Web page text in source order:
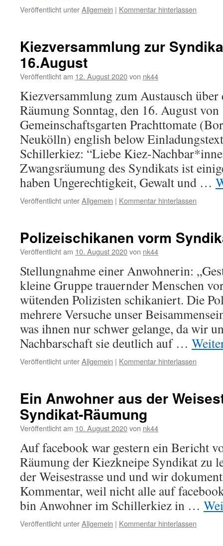
Veröffentlicht unterAllgemein | Kommentar hinterlassen
Kiezversammlung zur
16.August
Veröffentlicht am 12. August 2020von nk44
Kiezversammlung zum Austausch
Räumung Sonntag, den 16. August
Gemeinschaftsgarten Prachttomate
Neukölln) english below
Schillerkiez: “Liebe Kiez-
Zwangsräumung des Syndikats ist
haben Ungerechtigkeit, Gewalt und …
Veröffentlicht unterAllgemein | Kommentar hinterlassen
Polizeischikanen vorm
Veröffentlicht am 10. August 2020von nk44
Stellungnahme einer Anwohnerin:
kleine Gruppe trauernder Menschen
wütenden Polizisten schikaniert. Die
mehrere Versuche unser
was ihnen nur schwer gelange, da wir
Nachbarschaft sie deutlich auf …
Veröffentlicht unterAllgemein | Kommentar hinterlassen
Ein Anwohner aus der
Syndikat-Räumung
Veröffentlicht am 10. August 2020von nk44
Auf facebook war gestern ein Bericht
Räumung der Kiezkneipe Syndikat zu
der Weisestrasse und und wir
Kommentar, weil nicht alle auf
bin Anwohner im Schillerkiez in …
Veröffentlicht unterAllgemein | Kommentar hinterlassen